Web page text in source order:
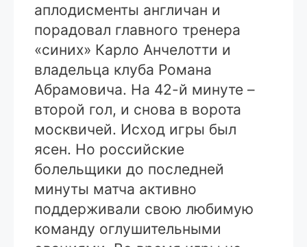
аплодисменты англичан и
порадовал главного тренера
«синих» Карло Анчелотти и
владельца клуба Романа
Абрамовича. На 42-й минуте –
второй гол, и снова в ворота
москвичей. Исход игры был
ясен. Но российские
болельщики до последней
минуты матча активно
поддерживали свою любимую
команду оглушительными